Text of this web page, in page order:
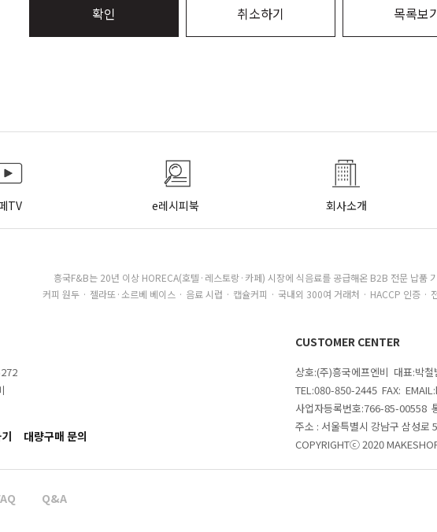
확인 취소하기 목록보
TV e레시피북 회사소개
흥국F&B는 20년 이상 HORECA(호텔·레스토랑·카페) 시장에 식음료를 공급해온 B2B 전문 납품
커피 원두 · 젤라또·소르베 베이스 · 음료 시럽 · 캡슐커피 · 국내외 300여 거래처 · HACCP 인증 ·
대량구매 문의
CUSTOMER CENTER
상호:(주)흥국에프엔비 대표:박
TEL:080-850-2445 FAX:
사업자등록번호:766-85-00558
주소 : 서울특별시 강남구 삼성로
COPYRIGHTⓒ 2020
Q&A